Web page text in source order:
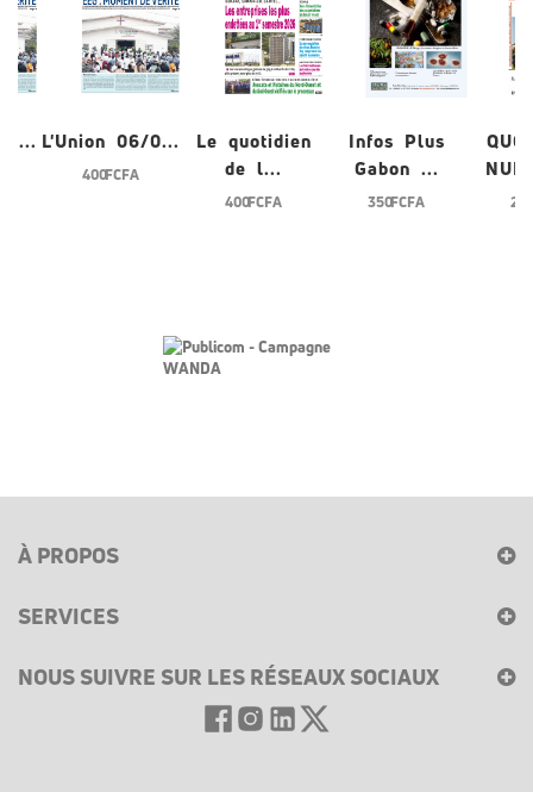
0... L'Union 06/0...
400 FCFA
Le quotidien
de l...
400 FCFA
Infos Plus
Gabon ...
350 FCFA
À PROPOS
SERVICES
NOUS SUIVRE SUR LES RÉSEAUX SOCIAUX